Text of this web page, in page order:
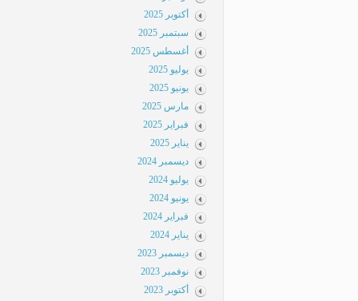
أكتوبر 2025
سبتمبر 2025
أغسطس 2025
يوليو 2025
يونيو 2025
مارس 2025
فبراير 2025
يناير 2025
ديسمبر 2024
يوليو 2024
يونيو 2024
فبراير 2024
يناير 2024
ديسمبر 2023
نوفمبر 2023
أكتوبر 2023